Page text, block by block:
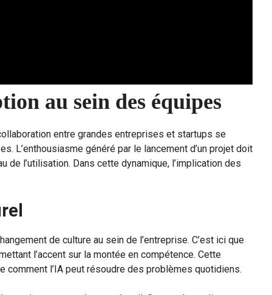
au sein des équipes
entre grandes entreprises et startups se
L’enthousiasme généré par le lancement d’un projet doit
de l’utilisation. Dans cette dynamique, l’implication des
de culture au sein de l’entreprise. C’est ici que
l’accent sur la montée en compétence. Cette
comment l’IA peut résoudre des problèmes quotidiens.